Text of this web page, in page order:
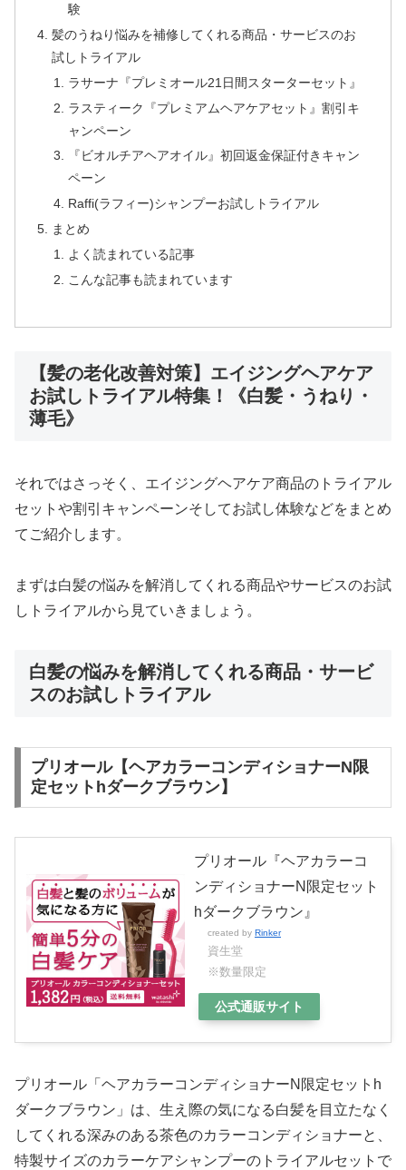
験
髪のうねり悩みを補修してくれる商品・サービスのお
試しトライアル
ラサーナ『プレミオール21日間スターターセット』
ラスティーク『プレミアムヘアケアセット』割引キ
ャンペーン
『ビオルチアヘアオイル』初回返金保証付きキャン
ペーン
Raffi(ラフィー)シャンプーお試しトライアル
まとめ
よく読まれている記事
こんな記事も読まれています
【髪の老化改善対策】エイジングヘアケア
お試しトライアル特集！《白髪・うねり・
薄毛》
それではさっそく、エイジングヘアケア商品のトライアル
セットや割引キャンペーンそしてお試し体験などをまとめ
てご紹介します。
まずは白髪の悩みを解消してくれる商品やサービスのお試
しトライアルから見ていきましょう。
白髪の悩みを解消してくれる商品・サービ
スのお試しトライアル
プリオール【ヘアカラーコンディショナーN限
定セットhダークブラウン】
プリオール『ヘアカラーコ
ンディショナーN限定セット
hダークブラウン』
created by Rinker
資生堂
※数量限定
公式通販サイト
プリオール「ヘアカラーコンディショナーN限定セットh
ダークブラウン」は、生え際の気になる白髪を目立たなく
してくれる深みのある茶色のカラーコンディショナーと、
特製サイズのカラーケアシャンプーのトライアルセットで